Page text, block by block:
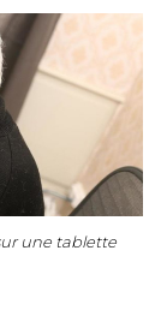
une tablette